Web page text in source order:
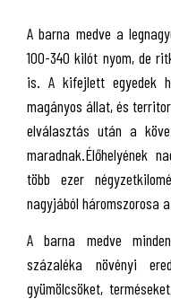
A barna medve a
100-340 kilót nyom, de
is. A kifejlett egyedek
magányos állat, és
elválasztás után a
maradnak.Élőhelyének
több ezer
nagyjából háromszorosa
A barna medve
százaléka növényi
gyümölcsöket,